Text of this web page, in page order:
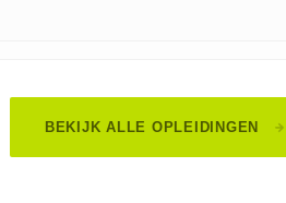
BEKIJK ALLE OPLEIDINGEN